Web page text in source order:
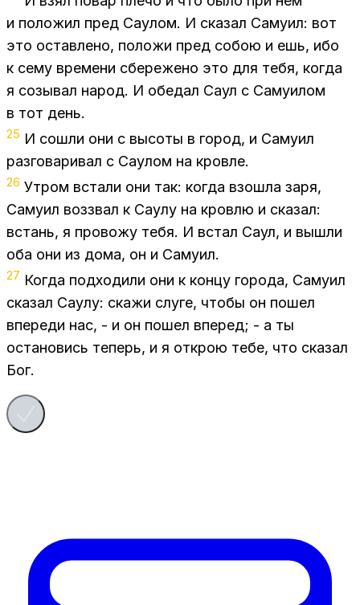
и по­ло­жил пред Са­у­лом. И ска­зал Са­му­ил: вот
это остав­ле­но, по­ло­жи пред со­бою и ешь, ибо
к сему вре­ме­ни сбе­ре­же­но это для тебя, ко­гда
я со­зы­вал на­род. И обе­дал Саул с Са­му­и­лом
в тот день.
25 И со­шли они с вы­со­ты в го­род, и Са­му­ил
раз­го­ва­ри­вал с Са­у­лом на кров­ле.
26 Утром вста­ли они так: ко­гда взо­шла заря,
Са­му­ил воз­звал к Са­у­лу на кров­лю и ска­зал:
встань, я про­во­жу тебя. И встал Саул, и вы­шли
оба они из дома, он и Са­му­ил.
27 Ко­гда под­хо­ди­ли они к кон­цу го­ро­да, Са­му­ил
ска­зал Са­у­лу: ска­жи слу­ге, что­бы он по­шел
впе­ре­ди нас, - и он по­шел впе­ред; - а ты
оста­но­вись те­перь, и я от­крою тебе, что ска­зал
Бог.